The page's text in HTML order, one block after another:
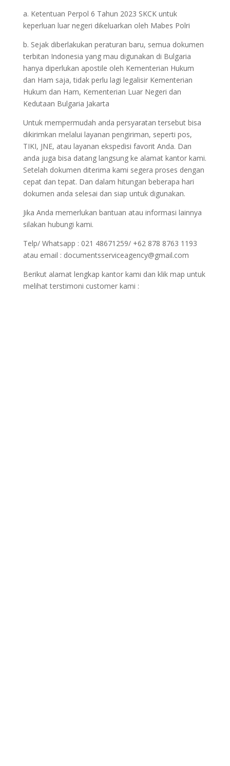
a. Ketentuan Perpol 6 Tahun 2023 SKCK untuk
keperluan luar negeri dikeluarkan oleh Mabes Polri
b. Sejak diberlakukan peraturan baru, semua dokumen
terbitan Indonesia yang mau digunakan di Bulgaria
hanya diperlukan apostile oleh Kementerian Hukum
dan Ham saja, tidak perlu lagi legalisir Kementerian
Hukum dan Ham, Kementerian Luar Negeri dan
Kedutaan Bulgaria Jakarta
Untuk mempermudah anda persyaratan tersebut bisa
dikirimkan melalui layanan pengiriman, seperti pos,
TIKI, JNE, atau layanan ekspedisi favorit Anda. Dan
anda juga bisa datang langsung ke alamat kantor kami.
Setelah dokumen diterima kami segera proses dengan
cepat dan tepat. Dan dalam hitungan beberapa hari
dokumen anda selesai dan siap untuk digunakan.
Jika Anda memerlukan bantuan atau informasi lainnya
silakan hubungi kami.
Telp/ Whatsapp : 021 48671259/ +62 878 8763 1193
atau email : documentsserviceagency@gmail.com
Berikut alamat lengkap kantor kami dan klik map untuk
melihat terstimoni customer kami :